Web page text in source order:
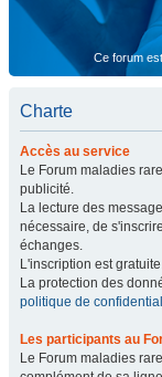
Ce forum
Charte
Accès au service
Le Forum maladies
publicité.
La lecture des
nécessaire, de
échanges.
L'inscription est
La protection des
politique de
Les participants au
Le Forum maladies